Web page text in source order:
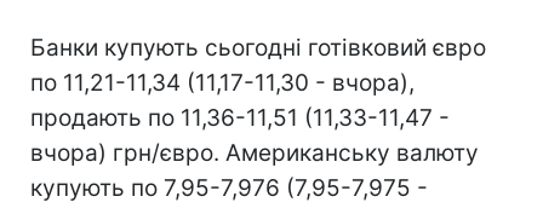
Банки купують сьогодні готівковий євро
по 11,21-11,34 (11,17-11,30 - вчора),
продають по 11,36-11,51 (11,33-11,47 -
вчора) грн/євро. Американську валюту
купують по 7,95-7,976 (7,95-7,975 -